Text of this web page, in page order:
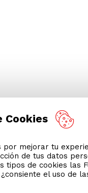
Cookies
por mejorar tu
de tus datos
tipos de cookies las
el uso de